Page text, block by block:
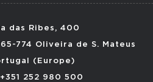
das Ribes, 400
774 Oliveira de S. Mateus
(Europe)
+351 252 980 500